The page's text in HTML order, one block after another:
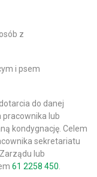
z
i psem
do danej
pracownika lub
kondygnację. Celem
sekretariatu
lub
61 2258 450